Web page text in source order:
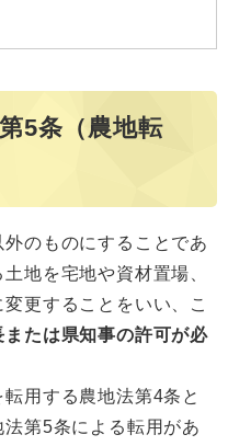
5条（農地転
のものにすることであ
地を宅地や資材置場、
更することをいい、こ
または県知事の許可が必
用する農地法第4条と
第5条による転用があ